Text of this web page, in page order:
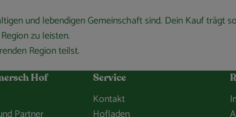
und lebendigen Gemeinschaft sind. Dein Kauf trägt
zu leisten.
Region teilst.
Hof Service
Kontakt